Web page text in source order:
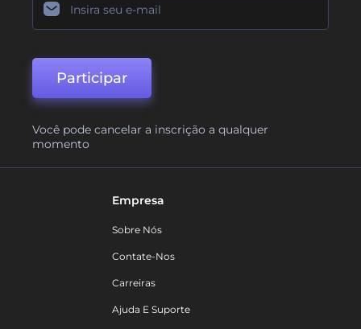
Participar
Você pode cancelar a inscrição a qualquer
momento
Empresa
Sobre Nós
Contate-Nos
Carreiras
Ajuda E Suporte